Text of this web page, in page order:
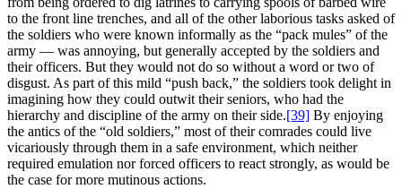
to the front line trenches, and all of the other laborious tasks asked of
the soldiers who were known informally as the “pack mules” of the
army — was annoying, but generally accepted by the soldiers and
their officers. But they would not do so without a word or two of
disgust. As part of this mild “push back,” the soldiers took delight in
imagining how they could outwit their seniors, who had the
hierarchy and discipline of the army on their side.[39] By enjoying
the antics of the “old soldiers,” most of their comrades could live
vicariously through them in a safe environment, which neither
required emulation nor forced officers to react strongly, as would be
the case for more mutinous actions.